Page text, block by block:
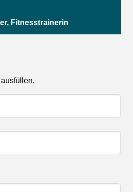
Fitnesstrainerin